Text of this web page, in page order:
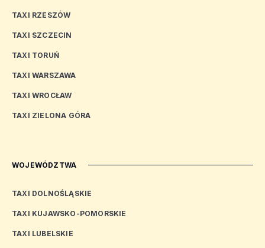
TAXI RZESZÓW
TAXI SZCZECIN
TAXI TORUŃ
TAXI WARSZAWA
TAXI WROCŁAW
TAXI ZIELONA GÓRA
WOJEWÓDZTWA
TAXI DOLNOŚLĄSKIE
TAXI KUJAWSKO-POMORSKIE
TAXI LUBELSKIE